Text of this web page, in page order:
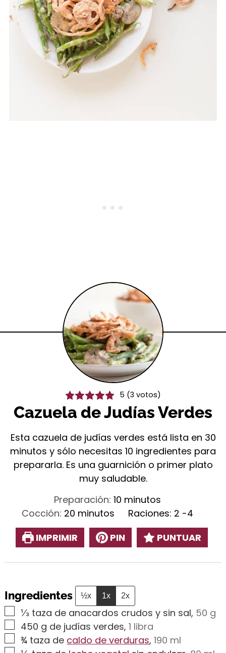
5 (3 votos)
Cazuela de Judías Verdes
Esta cazuela de judías verdes está lista en 30
minutos y sólo necesitas 10 ingredientes para
prepararla. Es una guarnición o primer plato
muy saludable.
Preparación:10 minutos
minutos
Cocción: 20 minutos
minutos Raciones: 2 -4
IMPRIMIR
PIN PUNTUAR
Ingredientes ½x 1x 2x
▢
⅓ taza de anacardos crudos y sin sal, 50 g
▢
450 g de judías verdes,1 libra
▢
¾ taza de caldo de verduras,190 ml